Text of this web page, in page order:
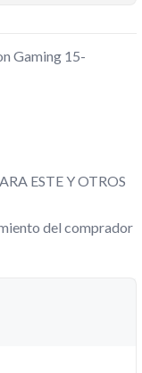
Gaming 15-
ESTE Y OTROS
del comprador